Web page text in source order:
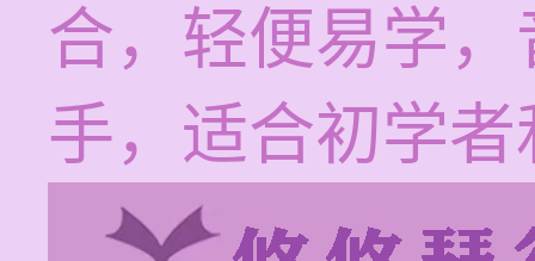
合，轻便易学
手，适合初学